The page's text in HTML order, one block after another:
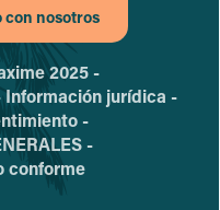
con nosotros
2025 -
Información jurídica -
-
-
conforme